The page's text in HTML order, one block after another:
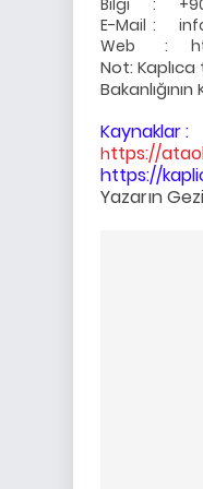
E-Mail :
Web :
Not:
Kaynaklar :
https://
https://
Yazarın